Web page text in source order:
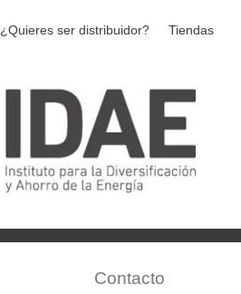
¿Quieres ser distribuidor? Tiendas
Contacto